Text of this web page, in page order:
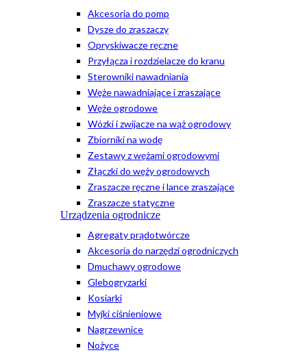
Akcesoria do pomp
Dysze do zraszaczy
Opryskiwacze ręczne
Przyłącza i rozdzielacze do kranu
Sterowniki nawadniania
Węże nawadniające i zraszające
Węże ogrodowe
Wózki i zwijacze na wąż ogrodowy
Zbiorniki na wodę
Zestawy z wężami ogrodowymi
Złączki do węży ogrodowych
Zraszacze ręczne i lance zraszające
Zraszacze statyczne
Urządzenia ogrodnicze
Agregaty prądotwórcze
Akcesoria do narzędzi ogrodniczych
Dmuchawy ogrodowe
Glebogryzarki
Kosiarki
Myjki ciśnieniowe
Nagrzewnice
Nożyce